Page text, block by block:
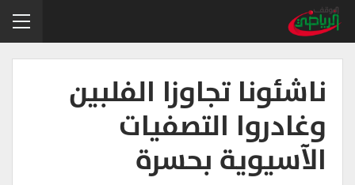
ناشئونا تجاوزا الفلبين
وغادروا التصفيات
الآسيوية بحسرة